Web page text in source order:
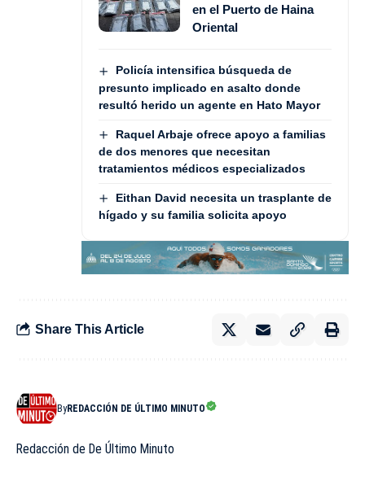
en el Puerto de Haina
Oriental
Policía intensifica búsqueda de
presunto implicado en asalto donde
resultó herido un agente en Hato Mayor
Raquel Arbaje ofrece apoyo a familias
de dos menores que necesitan
tratamientos médicos especializados
Eithan David necesita un trasplante de
hígado y su familia solicita apoyo
Share This Article
ByREDACCIÓN DE ÚLTIMO MINUTO
Redacción de De Último Minuto